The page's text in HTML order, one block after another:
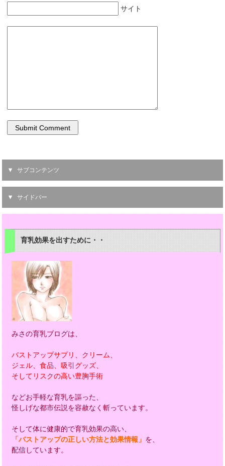
サイト
サブコンテンツ
サイドバー
育乳効果を出すために・・
みさの育乳ブログは、
バストアップサプリ、クリーム、
ジェル、食品、吸引グッズ、
そしてリスクの高い豊胸手術
などお手軽な育乳を謳った、
怪しげな都市伝説を容赦なく斬っています。
そして体に健康的で育乳効果の高い、
「バストアップの正しい方法と効果情報」 を、
配信しています。